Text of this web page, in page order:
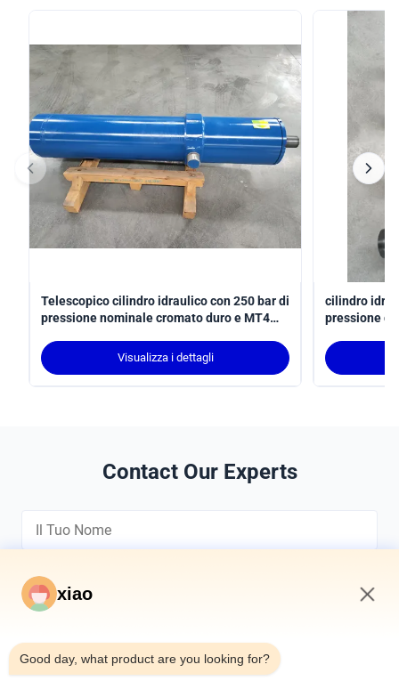
Telescopico cilindro idraulico con 250 bar di
pressione nominale cromato duro e MT4
Visualizza i dettagli
cilindro
pressione di
conforme
Contact Our Experts
*
xiao
Good day, what product are you looking for?